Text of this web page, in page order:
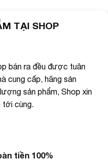
TẠI SHOP
bán ra đều được tuân
cung cấp, hãng sản
sản phẩm, Shop xin
tới cùng.
tiền 100%